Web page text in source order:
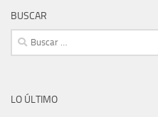
BUSCAR
Buscar:
LO ÚLTIMO